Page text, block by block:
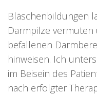
Bläschenbildungen
Darmpilze
befallenen
hinweisen. Ich
im Beisein des
nach erfolgter